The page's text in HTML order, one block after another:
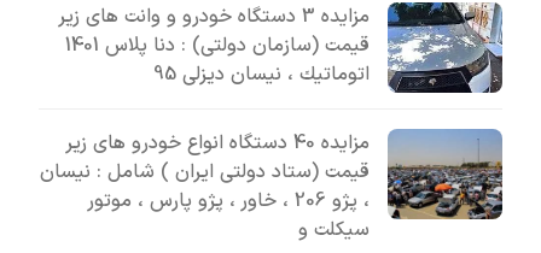
مزایده 3 دستگاه خودرو و وانت های زیر
قیمت (سازمان دولتی) : دنا پلاس 1401
اتوماتيك ، نیسان دیزلی 95
مزایده 40 دستگاه انواع خودرو های زیر
قیمت (ستاد دولتی ایران ) شامل : نیسان
، پژو 206 ، خاور ، پژو پارس ، موتور
سیکلت و